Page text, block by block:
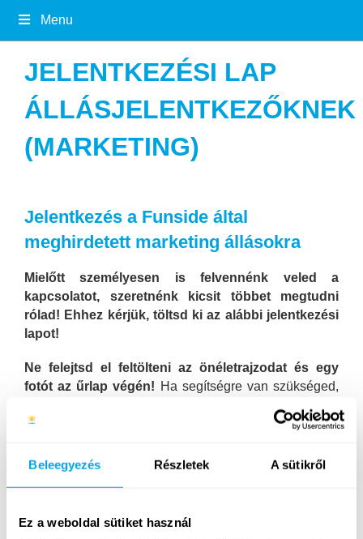
Beleegyezés Részletek A sütikről
Ez a weboldal sütiket használ
Menu
JELENTKEZÉSI LAP
ÁLLÁSJELENTKEZŐKNEK
(MARKETING)
Jelentkezés a Funside által
meghirdetett marketing állásokra
Mielőtt személyesen is felvennénk veled a
kapcsolatot, szeretnénk kicsit többet megtudni
rólad! Ehhez kérjük, töltsd ki az alábbi jelentkezési
lapot!
Ne felejtsd el feltölteni az önéletrajzodat és egy
fotót az űrlap végén! Ha segítségre van szükséged,
Adatkezelési tájékoztatónkat
elolvashatod itt.
Sok sikert kívánunk!